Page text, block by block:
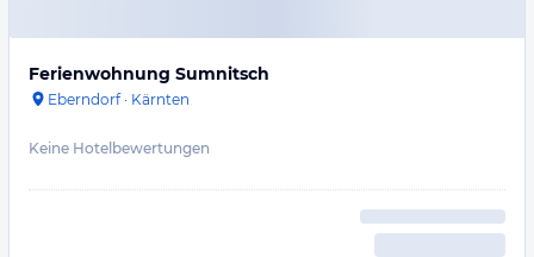
Ferienwohnung Sumnitsch
Eberndorf· Kärnten
Keine Hotelbewertungen